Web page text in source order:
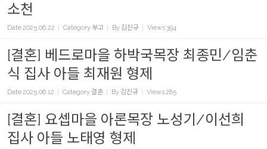
소천
Date2025.06.22 Category 부고 By 김진규 Views394
[결혼] 베드로마을 하박국목장 최종민/임춘
식 집사 아들 최재원 형제
Date2025.06.12 Category결혼 By 강진규 Views285
[결혼] 요셉마을 아론목장 노성기/이선희
집사 아들 노태영 형제